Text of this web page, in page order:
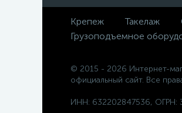
Крепеж Такелаж
Грузоподъемное
© 2015 - 2026 Интернет-
официальный сайт. Все
ИНН: 632202847536, ОГРН: